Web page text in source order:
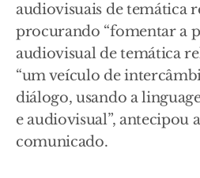
audiovisuais de temática
procurando “fomentar a
audiovisual de temática
“um veículo de
diálogo, usando a
e audiovisual”, antecipou
comunicado.